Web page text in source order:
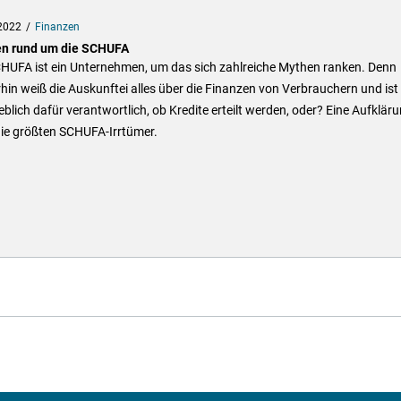
Finanzen
rund um die SCHUFA
ist ein Unternehmen, um das sich zahlreiche Mythen ranken. Denn
weiß die Auskunftei alles über die Finanzen von Verbrauchern und ist
dafür verantwortlich, ob Kredite erteilt werden, oder? Eine
größten SCHUFA-Irrtümer.